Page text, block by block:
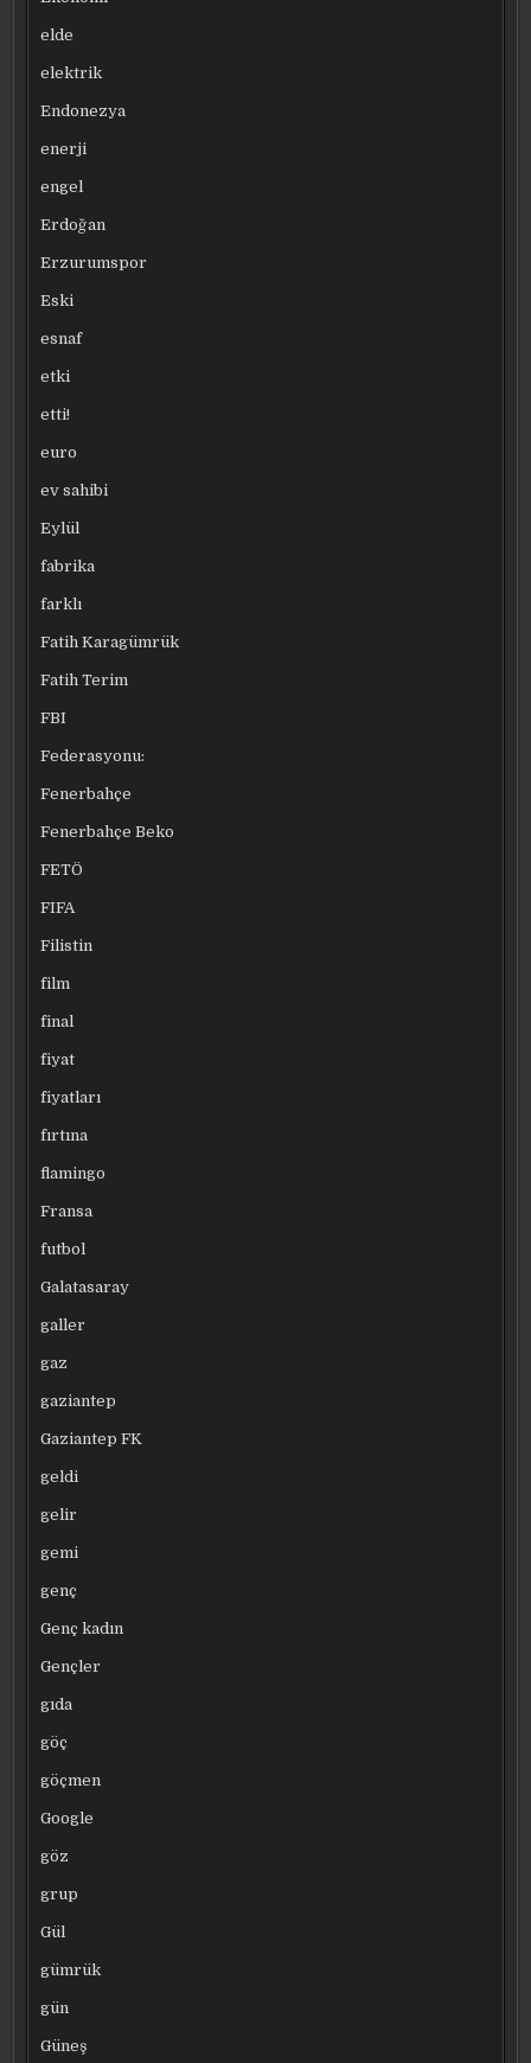
elde
elektrik
Endonezya
enerji
engel
Erdoğan
Erzurumspor
Eski
esnaf
etki
etti!
euro
ev sahibi
Eylül
fabrika
farklı
Fatih Karagümrük
Fatih Terim
FBI
Federasyonu:
Fenerbahçe
Fenerbahçe Beko
FETÖ
FIFA
Filistin
film
final
fiyat
fiyatları
fırtına
flamingo
Fransa
futbol
Galatasaray
galler
gaz
gaziantep
Gaziantep FK
geldi
gelir
gemi
genç
Genç kadın
Gençler
gıda
göç
göçmen
Google
göz
grup
Gül
gümrük
gün
Güneş